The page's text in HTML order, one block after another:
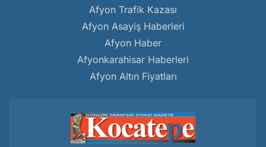
Afyon Trafik Kazası
Afyon Asayiş Haberleri
Afyon Haber
Afyonkarahisar Haberleri
Afyon Altın Fiyatları